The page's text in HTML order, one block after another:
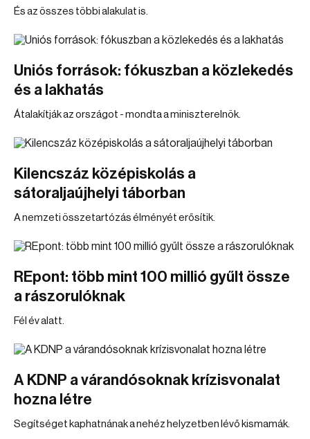
És az összes többi alakulat is.
Uniós források: fókuszban a közlekedés
és a lakhatás
Átalakítják az országot - mondta a miniszterelnök.
Kilencszáz középiskolás a
sátoraljaújhelyi táborban
A nemzeti összetartózás élményét erősítik.
REpont: több mint 100 millió gyűlt össze
a rászorulóknak
Fél év alatt.
A KDNP a várandósoknak krízisvonalat
hozna létre
Segítséget kaphatnának a nehéz helyzetben lévő kismamák.